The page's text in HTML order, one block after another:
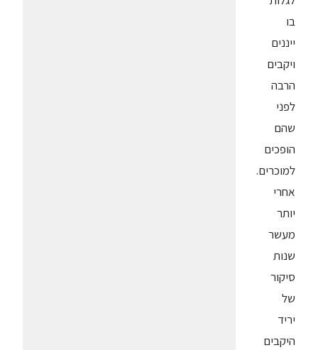
בו
ייננים
ויקבים
הרבה
לפני
שהם
הופכים
למוכרים.
אחרי
יותר
מעשר
שנות
סיקור
של
יריד
היקבים